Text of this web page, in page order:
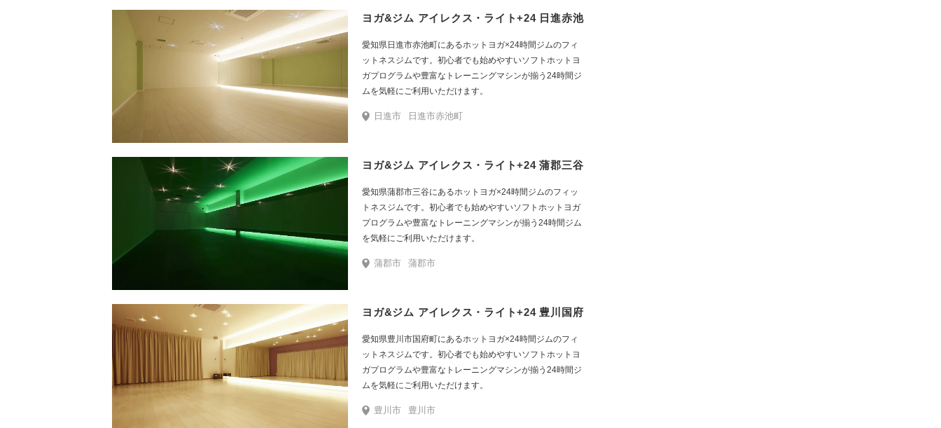
ヨガ&ジム アイレクス・ライト+24 日進赤池
愛知県日進市赤池町にあるホットヨガ×24時間ジムのフィ
ットネスジムです。初心者でも始めやすいソフトホットヨ
ガプログラムや豊富なトレーニングマシンが揃う24時間ジ
ムを気軽にご利用いただけます。
日進市 日進市赤池町
ヨガ&ジム アイレクス・ライト+24 蒲郡三谷
愛知県蒲郡市三谷にあるホットヨガ×24時間ジムのフィッ
トネスジムです。初心者でも始めやすいソフトホットヨガ
プログラムや豊富なトレーニングマシンが揃う24時間ジム
を気軽にご利用いただけます。
蒲郡市 蒲郡市
ヨガ&ジム アイレクス・ライト+24 豊川国府
愛知県豊川市国府町にあるホットヨガ×24時間ジムのフィ
ットネスジムです。初心者でも始めやすいソフトホットヨ
ガプログラムや豊富なトレーニングマシンが揃う24時間ジ
ムを気軽にご利用いただけます。
豊川市 豊川市